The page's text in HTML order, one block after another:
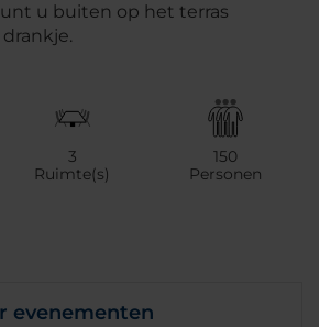
u buiten op het terras
3
Ruimte(s)
150
Personen
evenementen